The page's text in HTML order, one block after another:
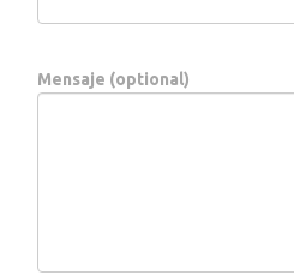
Mensaje (optional)